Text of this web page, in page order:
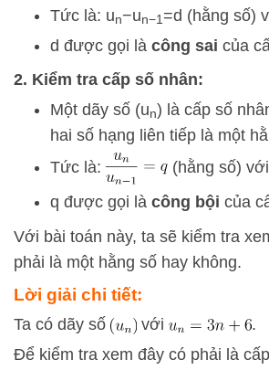
Tức là: un−un−1=d (hằng số)
d được gọi là công sai của
2. Kiểm tra cấp số nhân:
Một dãy số (un) là cấp số
hai số hạng liên tiếp là một
Tức là:
(hằng số)
q được gọi là công bội của
Với bài toán này, ta sẽ kiểm tra
phải là một hằng số hay không.
Lời giải chi tiết:
Ta có dãy số với
.
Để kiểm tra xem đây có phải là